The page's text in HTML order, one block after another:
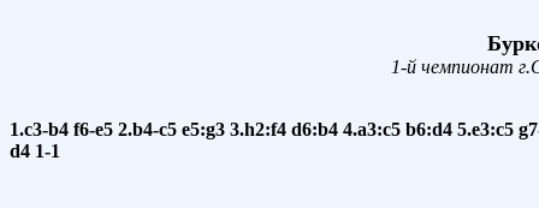
1-й чемпионат
1.c3-b4 f6-e5 2.b4-c5 e5:g3 3.h2:f4 d6:b4 4.a3:c5 b6:d4 5.e3:c5
d4 1-1